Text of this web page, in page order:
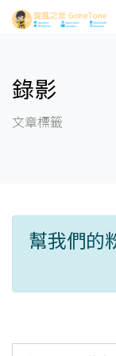
錄影
文章標籤
幫我們的